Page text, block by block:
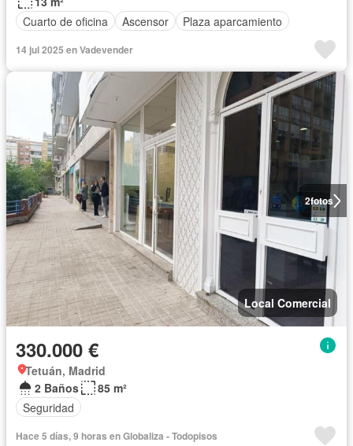
Cuarto de oficina
Ascensor Plaza aparcamiento
14 jul 2025 en Vadevender
2fotos
Local Comercial
330.000 €
Tetuán, Madrid
2 Baños
85 m²
Seguridad
Hace 5 días, 9 horas en Globaliza - Todopisos